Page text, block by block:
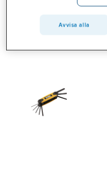
Avvisa alla